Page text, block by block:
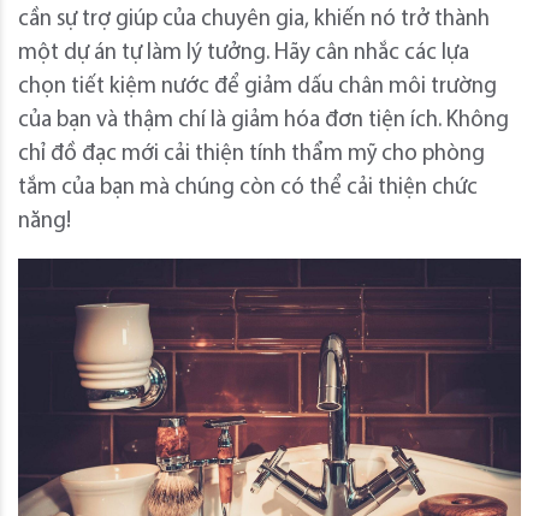
cần sự trợ giúp của chuyên gia, khiến nó trở thành
một dự án tự làm lý tưởng. Hãy cân nhắc các lựa
chọn tiết kiệm nước để giảm dấu chân môi trường
của bạn và thậm chí là giảm hóa đơn tiện ích. Không
chỉ đồ đạc mới cải thiện tính thẩm mỹ cho phòng
tắm của bạn mà chúng còn có thể cải thiện chức
năng!